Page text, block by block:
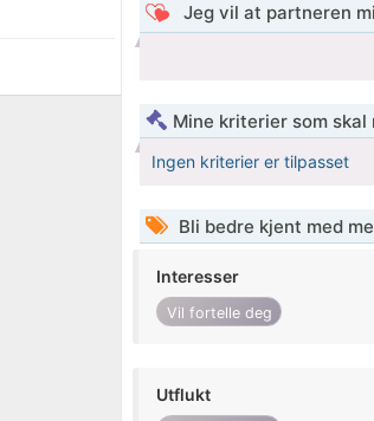
Jeg vil at partneren
Mine kriterier som skal
Ingen kriterier er tilpasset
Bli bedre kjent med
Interesser
Vil fortelle deg
Utflukt